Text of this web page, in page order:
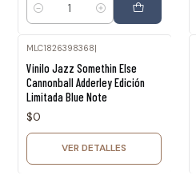
Cantidad
MLC1826398368|
Vinilo Jazz Somethin Else
Cannonball Adderley Edición
Limitada Blue Note
$0
VER DETALLES